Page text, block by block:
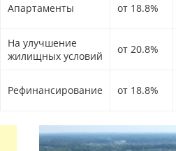
Апартаменты от 18.8%
На улучшение
жилищных условий
от 20.8%
Рефинансирование от 18.8%